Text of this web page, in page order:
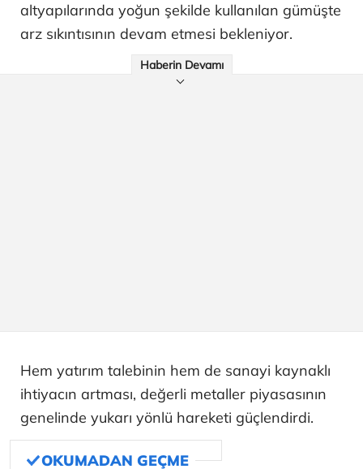
altyapılarında yoğun şekilde kullanılan gümüşte
arz sıkıntısının devam etmesi bekleniyor.
Haberin Devamı
Hem yatırım talebinin hem de sanayi kaynaklı
ihtiyacın artması, değerli metaller piyasasının
genelinde yukarı yönlü hareketi güçlendirdi.